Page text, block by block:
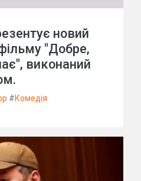
новий
"Добре,
виконаний
#Комедія